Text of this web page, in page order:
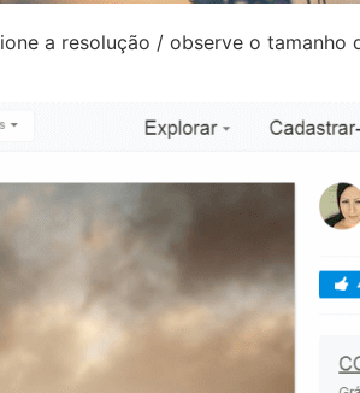
a resolução / observe o tamanho